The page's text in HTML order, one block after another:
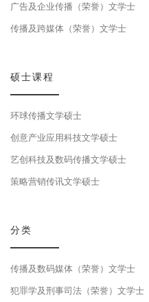
广告及企业传播（荣誉）文学士
传播及跨媒体（荣誉）文学士
硕士课程
环球传播文学硕士
创意产业应用科技文学硕士
艺创科技及数码传播文学硕士
策略营销传讯文学硕士
分类
传播及数码媒体（荣誉）文学士
犯罪学及刑事司法（荣誉）文学士